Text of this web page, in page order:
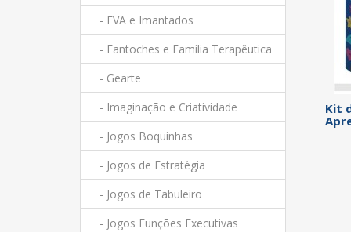
- EVA e Imantados
- Fantoches e Família Terapêutica
- Gearte
- Imaginação e Criatividade
- Jogos Boquinhas
- Jogos de Estratégia
- Jogos de Tabuleiro
- Jogos Funções Executivas
Kit